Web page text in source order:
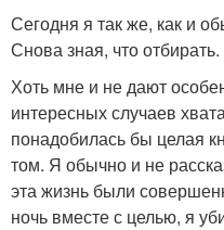
Сегодня я так же, как и
Снова зная, что отбирать.
Хоть мне и не дают
интересных случаев
понадобилась бы целая
том. Я обычно и не
эта жизнь были
ночь вместе с целью, я